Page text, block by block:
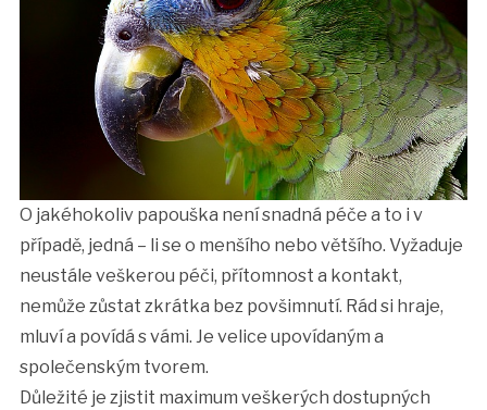
O jakéhokoliv papouška není snadná péče a to i v
případě, jedná – li se o menšího nebo většího. Vyžaduje
neustále veškerou péči, přítomnost a kontakt,
nemůže zůstat zkrátka bez povšimnutí. Rád si hraje,
mluví a povídá s vámi. Je velice upovídaným a
společenským tvorem.
Důležité je zjistit maximum veškerých dostupných